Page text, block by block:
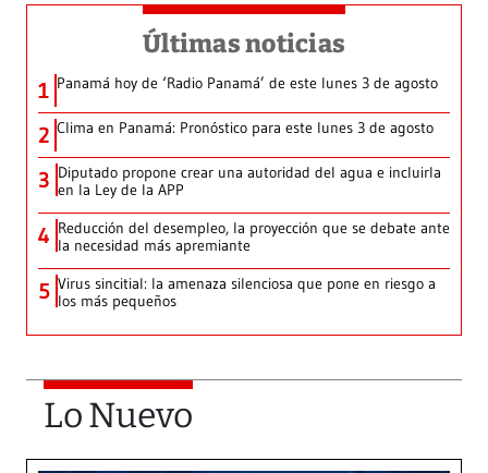
Últimas noticias
1 Panamá hoy de ‘Radio Panamá’ de este lunes 3 de agosto
2 Clima en Panamá: Pronóstico para este lunes 3 de agosto
3 Diputado propone crear una autoridad del agua e incluirla
en la Ley de la APP
4 Reducción del desempleo, la proyección que se debate ante
la necesidad más apremiante
5 Virus sincitial: la amenaza silenciosa que pone en riesgo a
los más pequeños
Lo Nuevo